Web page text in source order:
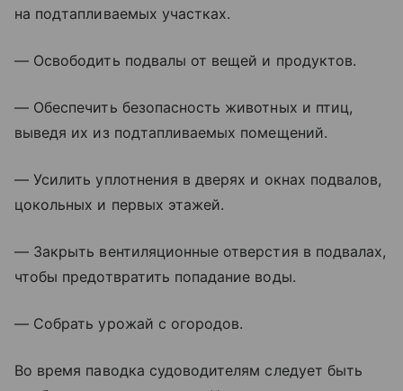
на подтапливаемых участках.
— Освободить подвалы от вещей и продуктов.
— Обеспечить безопасность животных и птиц,
выведя их из подтапливаемых помещений.
— Усилить уплотнения в дверях и окнах подвалов,
цокольных и первых этажей.
— Закрыть вентиляционные отверстия в подвалах,
чтобы предотвратить попадание воды.
— Собрать урожай с огородов.
Во время паводка судоводителям следует быть